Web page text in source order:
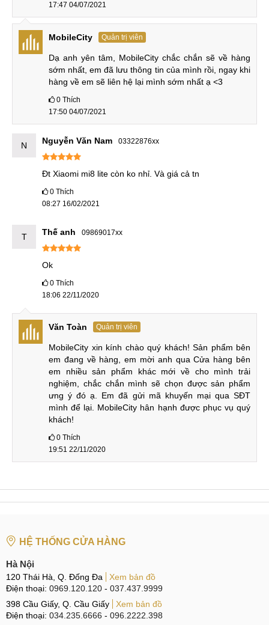
17:47 04/07/2021
MobileCity Quản trị viên
Dạ anh yên tâm, MobileCity chắc chắn sẽ về hàng
sớm nhất, em đã lưu thông tin của mình rồi, ngay khi
hàng về em sẽ liên hệ lại mình sớm nhất ạ <3
0 Thích
17:50 04/07/2021
N Nguyễn Văn Nam 03322876xx
Đt Xiaomi mi8 lite còn ko nhỉ. Và giá cả tn
0 Thích
08:27 16/02/2021
T Thế anh 09869017xx
Ok
0 Thích
18:06 22/11/2020
Văn Toàn Quản trị viên
MobileCity xin kính chào quý khách! Sản phẩm bên
em đang về hàng, em mời anh qua Cửa hàng bên
em nhiều sản phẩm khác mới về cho mình trải
nghiệm, chắc chắn mình sẽ chọn được sản phẩm
ưng ý đó ạ. Em đã gửi mã khuyến mại qua SĐT
mình để lại. MobileCity hân hạnh được phục vụ quý
khách!
0 Thích
19:51 22/11/2020
HỆ THỐNG CỬA HÀNG
Hà Nội
120 Thái Hà, Q. Đống Đa
Xem bản đồ
Điện thoại: 0969.120.120 - 037.437.9999
398 Cầu Giấy, Q. Cầu Giấy
Xem bản đồ
Điện thoại: 034.235.6666 - 096.2222.398